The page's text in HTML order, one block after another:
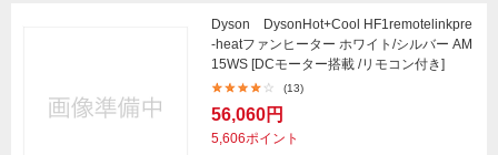
Dyson DysonHot+Cool HF1remotelinkpre
-heatファンヒーター ホワイト/シルバー AM
15WS [DCモーター搭載 /リモコン付き]
(13)
56,060円
5,606ポイント